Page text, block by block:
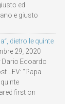
ed
e giusto
dietro le quinte
29, 2020
Edoardo
LEV: “Papa
first on